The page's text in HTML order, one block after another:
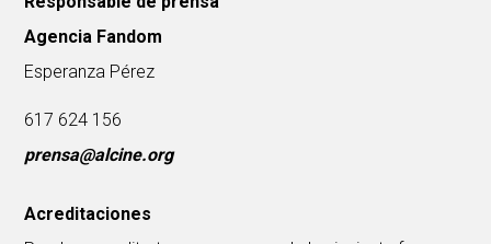
Agencia Fandom
Esperanza Pérez
617 624 156
prensa@alcine.org
Acreditaciones